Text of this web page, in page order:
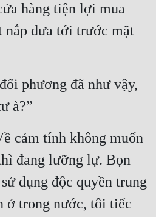
hàng tiện lợi mua
nắp đưa tới trước mặt
phương đã như vậy,
à?”
cảm tính không muốn
đang lưỡng lự. Bọn
dụng độc quyền trung
ở trong nước, tôi tiếc